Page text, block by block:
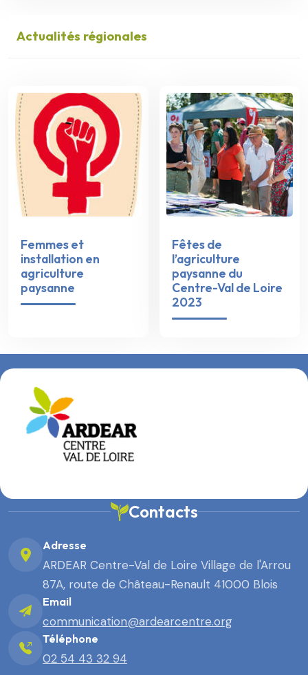
Actualités régionales
Femmes et
installation en
agriculture
paysanne
Fêtes de
l’agriculture
paysanne du
Centre-Val de Loire
2023
Contacts
Adresse
ARDEAR Centre-Val de Loire Village de l'Arrou
87A, route de Château-Renault 41000 Blois
Email
communication@ardearcentre.org
Téléphone
02 54 43 32 94